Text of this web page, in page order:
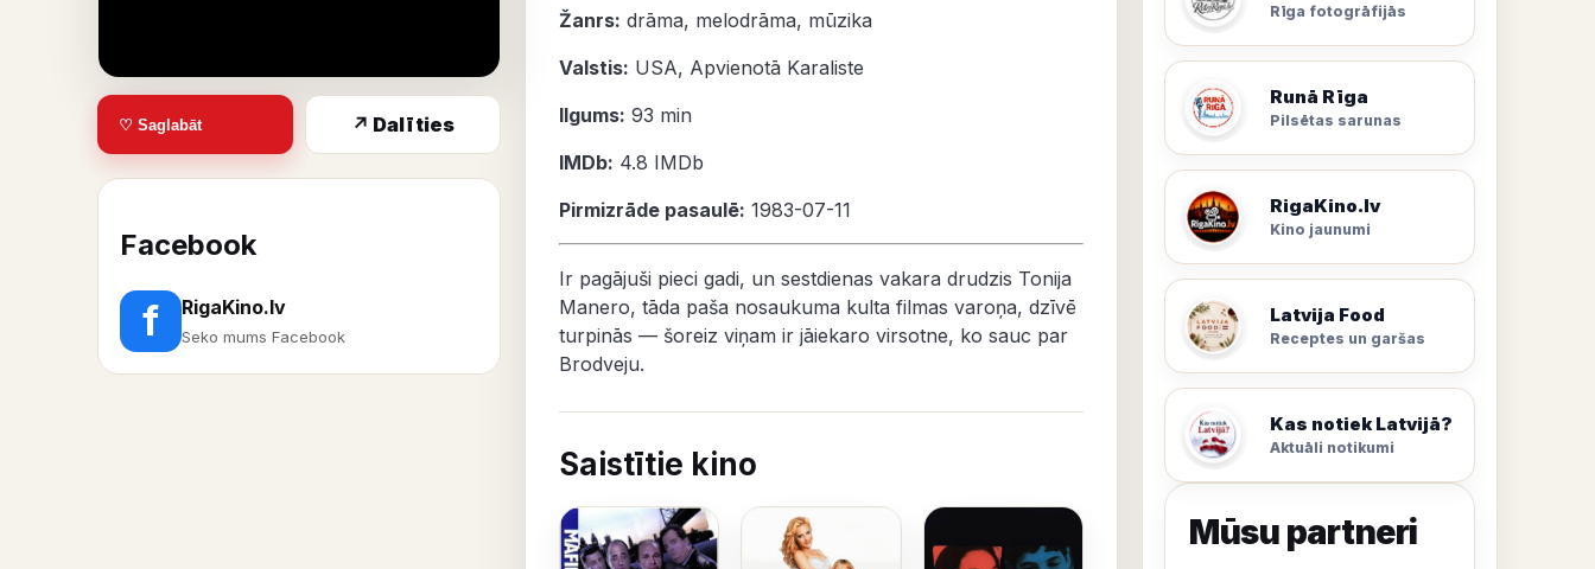
♡ Saglabāt ↗ Dalīties
Facebook
f RigaKino.lv
Seko mums Facebook
Žanrs: drāma, melodrāma, mūzika
Valstis: USA, Apvienotā Karaliste
Ilgums: 93 min
IMDb: 4.8 IMDb
Pirmizrāde pasaulē: 1983-07-11
Ir pagājuši pieci gadi, un sestdienas vakara drudzis Tonija
Manero, tāda paša nosaukuma kulta filmas varoņa, dzīvē
turpinās — šoreiz viņam ir jāiekaro virsotne, ko sauc par
Brodveju.
Saistītie kino
Rīga fotogrāfijās
Runā Rīga
Pilsētas sarunas
RigaKino.lv
Kino jaunumi
Latvija Food
Receptes un garšas
Kas notiek Latvijā?
Aktuāli notikumi
Mūsu partneri